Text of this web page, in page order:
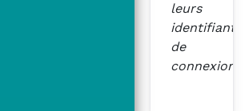
leurs
identifiants
de
connexion